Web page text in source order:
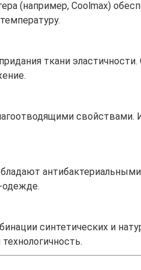
(например, Coolmax)
ткани
свойствами.
одежде.
синтетических и